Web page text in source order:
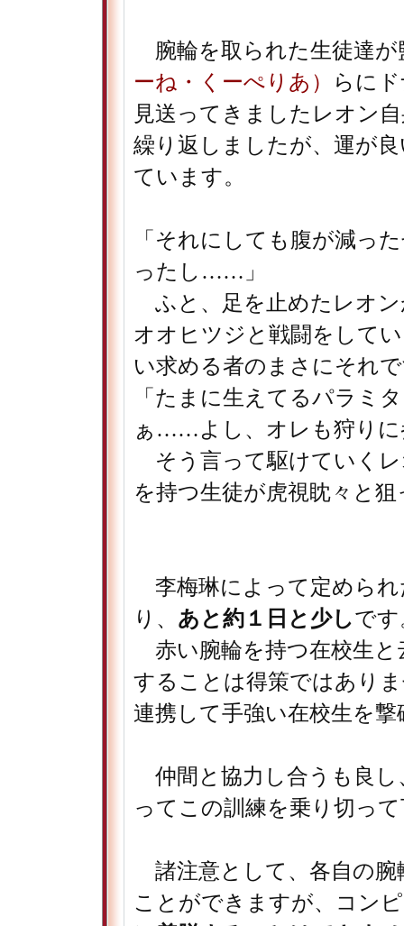
腕輪を取られた生徒達が
ーね・くーぺりあ）
らに
見送ってきましたレオン
繰り返しましたが、運が
ています。
「それにしても腹が減っ
ったし……」
ふと、足を止めたレオン
オオヒツジと戦闘をして
い求める者のまさにそれ
「たまに生えてるパラミ
ぁ……よし、オレも狩りに
そう言って駆けていくレ
を持つ生徒が虎視眈々と
李梅琳によって定められ
り、 あと約１日と少しです
赤い腕輪を持つ在校生と
することは得策ではあり
連携して手強い在校生を
仲間と協力し合うも良し
ってこの訓練を乗り切っ
諸注意として、各自の腕
ことができますが、コン